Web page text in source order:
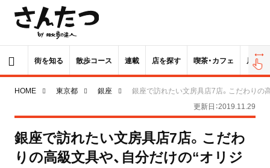
街を知る 散歩コース 連載 店を探す 喫茶・カフェ 居酒屋
HOME 東京都 銀座
銀座で訪れたい文房具店7店。こだわりの
更新日：2019.11.29
銀座で訪れたい文房具店7店。こだわ
りの高級文具や、自分だけの“オリジ